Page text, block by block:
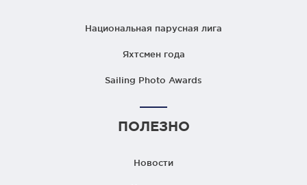
Национальная парусная лига
Яхтсмен года
Sailing Photo Awards
ПОЛЕЗНО
Новости